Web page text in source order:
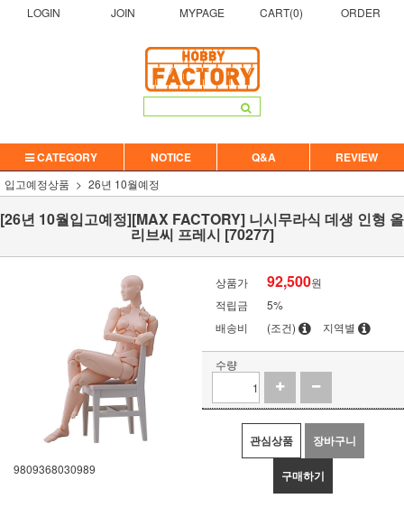
LOGIN JOIN MYPAGE CART(0) ORDER
CATEGORY NOTICE Q&A REVIEW
입고예정상품 26년 10월예정
[26년 10월입고예정][MAX FACTORY] 니시무라식 데생 인형 올
리브씨 프레시 [70277]
9809368030989
상품가 92,500원
적립금
5%
배송비
(조건) 지역별
수량
관심상품 장바구니
구매하기